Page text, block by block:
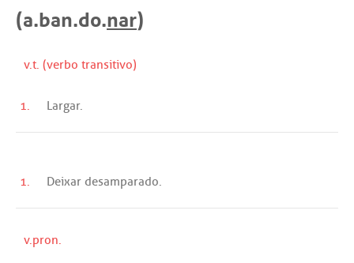
(a.ban.do.nar)
v.t. (verbo transitivo)
1. Largar.
1. Deixar desamparado.
v.pron.